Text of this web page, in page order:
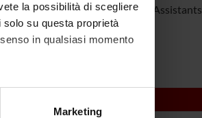
la possibilità di scegliere
su questa proprietà
in qualsiasi momento
metro,Marketing
Research Assistants